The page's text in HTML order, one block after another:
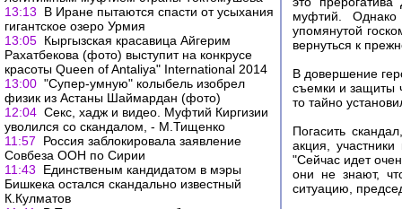
13:13
В Иране пытаются спасти от усыхания
гигантское озеро Урмия
13:05 Кыргызская красавица Айгерим
Рахатбекова (фото) выступит на конкрусе
красоты Queen of Antaliya" International 2014
13:00 "Супер-умную" колыбель изобрел
физик из Астаны Шаймардан (фото)
12:04 Секс, хадж и видео. Муфтий Киргизии
уволился со скандалом, - М.Тищенко
11:57
Россия заблокировала заявление
Совбеза ООН по Сирии
11:43
Единственым кандидатом в мэры
Бишкека остался скандально известный
К.Кулматов
муфтий. Однако
упомянутой
вернуться к
В довершение
съемки и защиты
то тайно
Погасить
акция,
"Сейчас идет
они не знают,
ситуацию,